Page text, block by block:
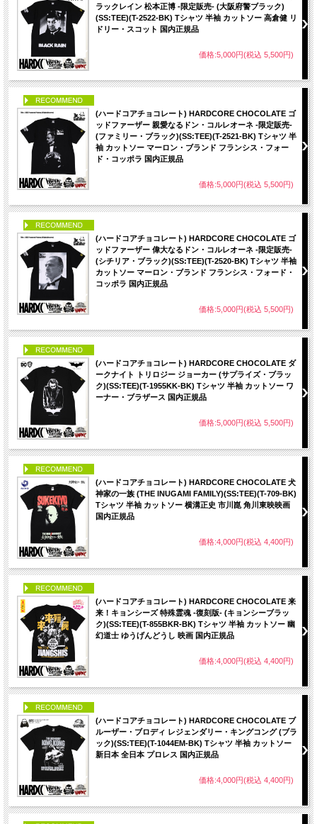
ラックレイン 松本正博 -限定販売- (大阪府警ブラック)
(SS:TEE)(T-2522-BK) Tシャツ 半袖 カットソー 高倉健 リ
ドリー・スコット 国内正規品
価格:5,000円(税込 5,500円)
(ハードコアチョコレート) HARDCORE CHOCOLATE ゴ
ッドファーザー 親愛なるドン・コルレオーネ -限定販売-
(ファミリー・ブラック)(SS:TEE)(T-2521-BK) Tシャツ 半
袖 カットソー マーロン・ブランド フランシス・フォー
ド・コッポラ 国内正規品
価格:5,000円(税込 5,500円)
(ハードコアチョコレート) HARDCORE CHOCOLATE ゴ
ッドファーザー 偉大なるドン・コルレオーネ -限定販売-
(シチリア・ブラック)(SS:TEE)(T-2520-BK) Tシャツ 半袖
カットソー マーロン・ブランド フランシス・フォード・
コッポラ 国内正規品
価格:5,000円(税込 5,500円)
(ハードコアチョコレート) HARDCORE CHOCOLATE ダ
ークナイト トリロジー ジョーカー (サプライズ・ブラッ
ク)(SS:TEE)(T-1955KK-BK) Tシャツ 半袖 カットソー ワ
ーナー・ブラザース 国内正規品
価格:5,000円(税込 5,500円)
(ハードコアチョコレート) HARDCORE CHOCOLATE 犬
神家の一族 (THE INUGAMI FAMILY)(SS:TEE)(T-709-BK)
Tシャツ 半袖 カットソー 横溝正史 市川崑 角川東映映画
国内正規品
価格:4,000円(税込 4,400円)
(ハードコアチョコレート) HARDCORE CHOCOLATE 来
来！キョンシーズ 特殊霊魂 -復刻版- (キョンシーブラッ
ク)(SS:TEE)(T-855BKR-BK) Tシャツ 半袖 カットソー 幽
幻道士 ゆうげんどうし 映画 国内正規品
価格:4,000円(税込 4,400円)
(ハードコアチョコレート) HARDCORE CHOCOLATE ブ
ルーザー・ブロディ レジェンダリー・キングコング (ブラ
ック)(SS:TEE)(T-1044EM-BK) Tシャツ 半袖 カットソー
新日本 全日本 プロレス 国内正規品
価格:4,000円(税込 4,400円)